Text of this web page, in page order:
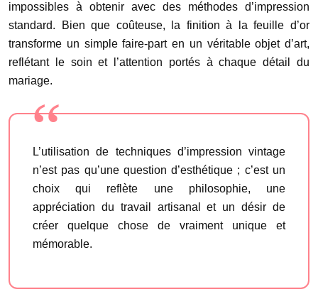
impossibles à obtenir avec des méthodes d’impression
standard. Bien que coûteuse, la finition à la feuille d’or
transforme un simple faire-part en un véritable objet d’art,
reflétant le soin et l’attention portés à chaque détail du
mariage.
L’utilisation de techniques d’impression vintage
n’est pas qu’une question d’esthétique ; c’est un
choix qui reflète une philosophie, une
appréciation du travail artisanal et un désir de
créer quelque chose de vraiment unique et
mémorable.